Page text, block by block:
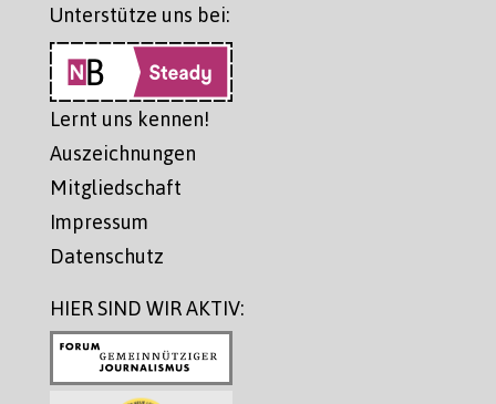
Unterstütze uns bei:
Lernt uns kennen!
Auszeichnungen
Mitgliedschaft
Impressum
Datenschutz
HIER SIND WIR AKTIV: